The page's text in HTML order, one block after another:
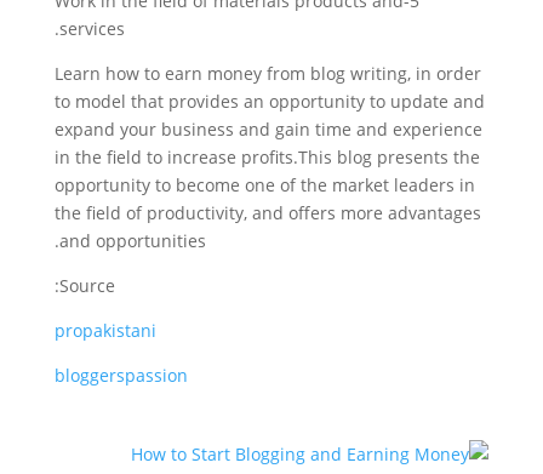
services.
Learn how to earn money from blog writing, in order
to model that provides an opportunity to update and
expand your business and gain time and experience
in the field to increase profits.This blog presents the
opportunity to become one of the market leaders in
the field of productivity, and offers more advantages
and opportunities.
Source:
propakistani
bloggerspassion